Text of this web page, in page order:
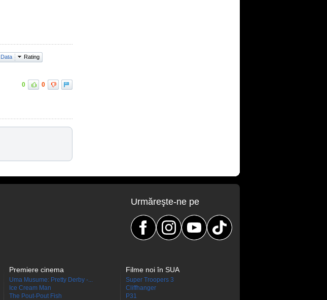
Data Rating
0 0
Urmăreşte-ne pe
Premiere cinema
Uma Musume: Pretty Derby -...
Ice Cream Man
The Pout-Pout Fish
Filme noi în SUA
Super Troopers 3
Cliffhanger
P31